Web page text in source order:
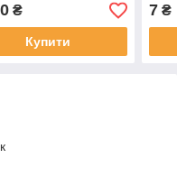
₴
Купити
7 ₴